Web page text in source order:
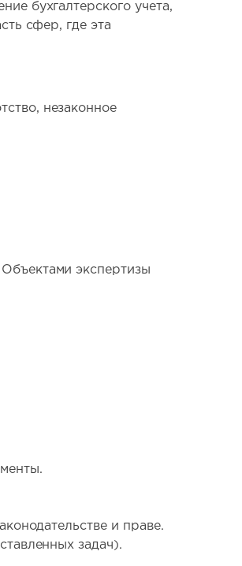
бухгалтерского учета,
сфер, где эта
незаконное
экспертизы
и праве.
задач).